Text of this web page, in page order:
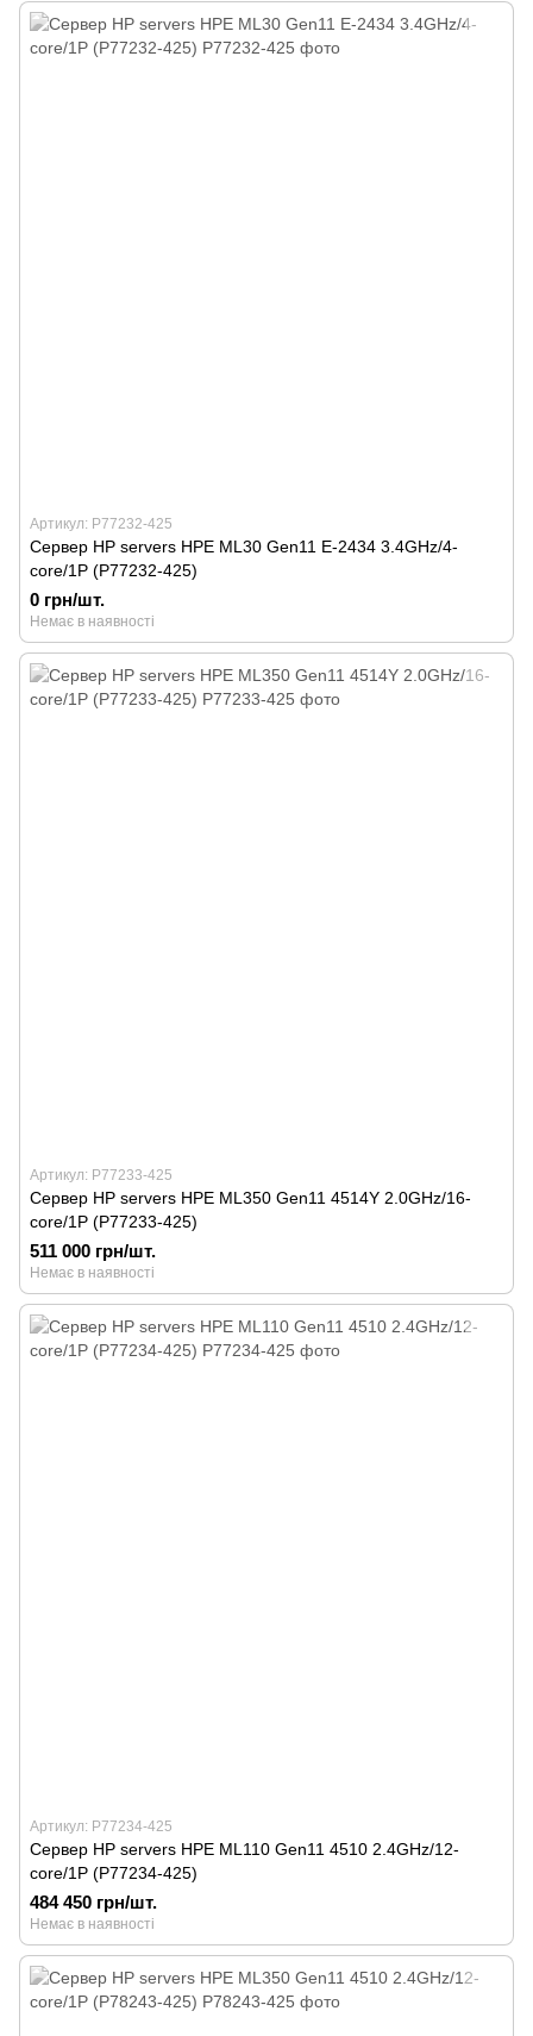
Артикул: P77232-425
Сервер HP servers HPE ML30 Gen11 E-2434 3.4GHz/4-
core/1P (P77232-425)
0 грн/шт.
Немає в наявності
Артикул: P77233-425
Сервер HP servers HPE ML350 Gen11 4514Y 2.0GHz/16-
core/1P (P77233-425)
511 000 грн/шт.
Немає в наявності
Артикул: P77234-425
Сервер HP servers HPE ML110 Gen11 4510 2.4GHz/12-
core/1P (P77234-425)
484 450 грн/шт.
Немає в наявності